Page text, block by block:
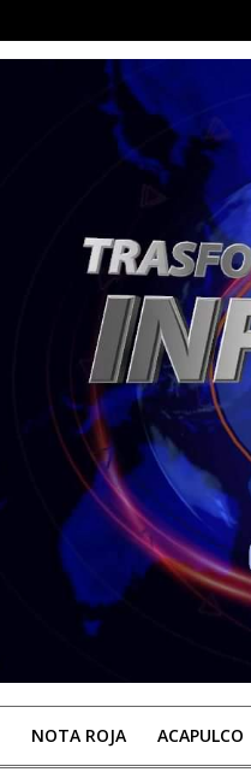
NOTA ROJA ACAPULCO